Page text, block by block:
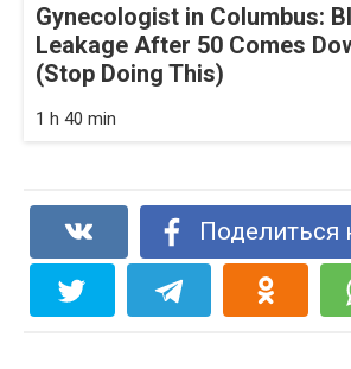
Gynecologist in Columbus:
Leakage After 50 Comes
(Stop Doing This)
1 h 40 min
Поделиться